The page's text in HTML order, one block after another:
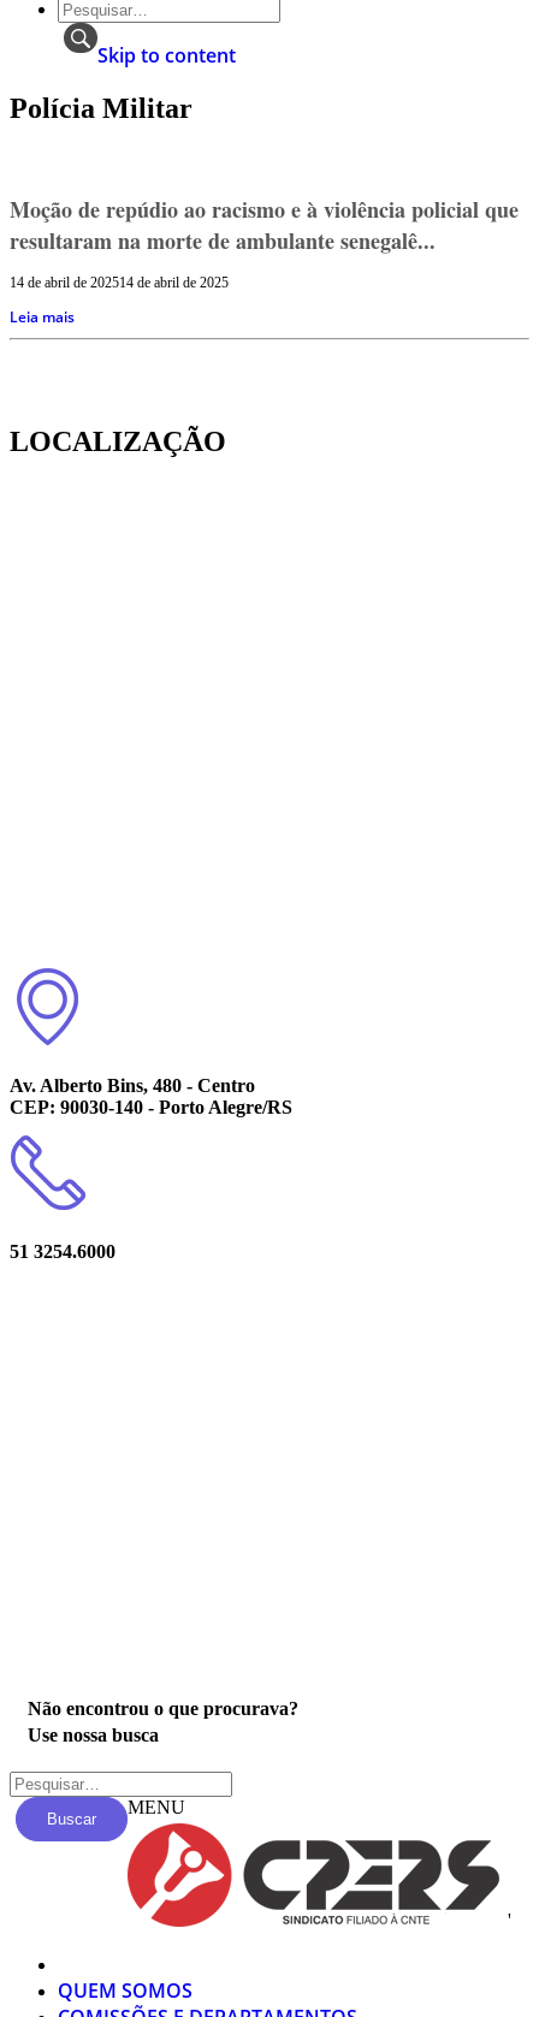
Skip to content
Polícia Militar
Moção de repúdio ao racismo e à violência policial que
resultaram na morte de ambulante senegalê...
14 de abril de 202514 de abril de 2025
Leia mais
LOCALIZAÇÃO
Av. Alberto Bins, 480 - Centro
CEP: 90030-140 - Porto Alegre/RS
51 3254.6000
Não encontrou o que procurava?
Use nossa busca
Buscar
MENU
'
QUEM SOMOS